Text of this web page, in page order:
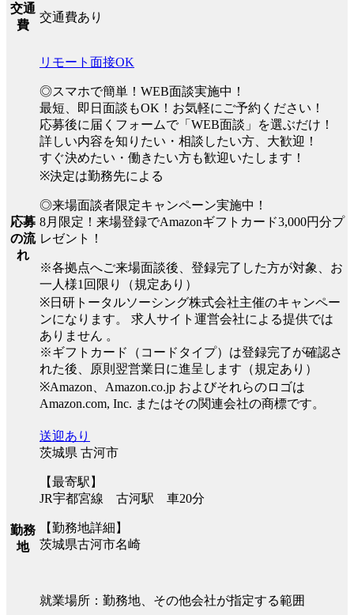
交通
費
交通費あり
応募
の流
れ
リモート面接OK
◎スマホで簡単！WEB面談実施中！
最短、即日面談もOK！お気軽にご予約ください！
応募後に届くフォームで「WEB面談」を選ぶだけ！
詳しい内容を知りたい・相談したい方、大歓迎！
すぐ決めたい・働きたい方も歓迎いたします！
※決定は勤務先による
◎来場面談者限定キャンペーン実施中！
8月限定！来場登録でAmazonギフトカード3,000円分プ
レゼント！
※各拠点へご来場面談後、登録完了した方が対象、お
一人様1回限り（規定あり）
※日研トータルソーシング株式会社主催のキャンペー
ンになります。 求人サイト運営会社による提供では
ありません 。
※ギフトカード（コードタイプ）は登録完了が確認さ
れた後、原則翌営業日に進呈します（規定あり）
※Amazon、Amazon.co.jp およびそれらのロゴは
Amazon.com, Inc. またはその関連会社の商標です。
勤務
地
送迎あり
茨城県 古河市
【最寄駅】
JR宇都宮線 古河駅 車20分
【勤務地詳細】
茨城県古河市名崎
就業場所：勤務地、その他会社が指定する範囲